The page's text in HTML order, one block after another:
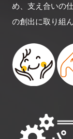
め、支え合いの
の創出に取り組